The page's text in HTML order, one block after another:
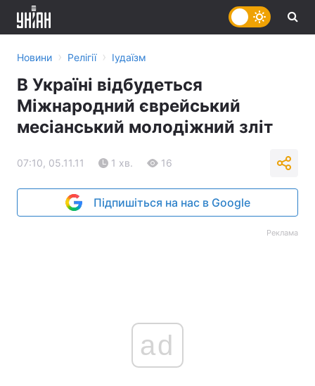
Новини › Релігії › Іудаїзм
В Україні відбудеться
Міжнародний єврейський
месіанський молодіжний зліт
07:10, 05.11.11 1 хв. 16
Підпишіться на нас в Google
Реклама
ad